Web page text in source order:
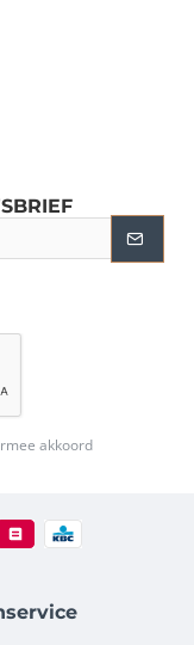
akkoord